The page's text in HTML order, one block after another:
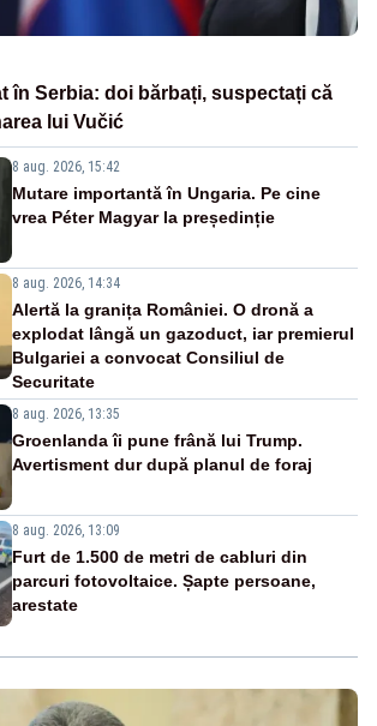
în Serbia: doi bărbați, suspectați că
lui Vučić
8 aug. 2026, 15:42
Mutare importantă în Ungaria. Pe cine
vrea Péter Magyar la președinție
8 aug. 2026, 14:34
Alertă la granița României. O dronă a
explodat lângă un gazoduct, iar premierul
Bulgariei a convocat Consiliul de
Securitate
8 aug. 2026, 13:35
Groenlanda îi pune frână lui Trump.
Avertisment dur după planul de foraj
8 aug. 2026, 13:09
Furt de 1.500 de metri de cabluri din
parcuri fotovoltaice. Șapte persoane,
arestate